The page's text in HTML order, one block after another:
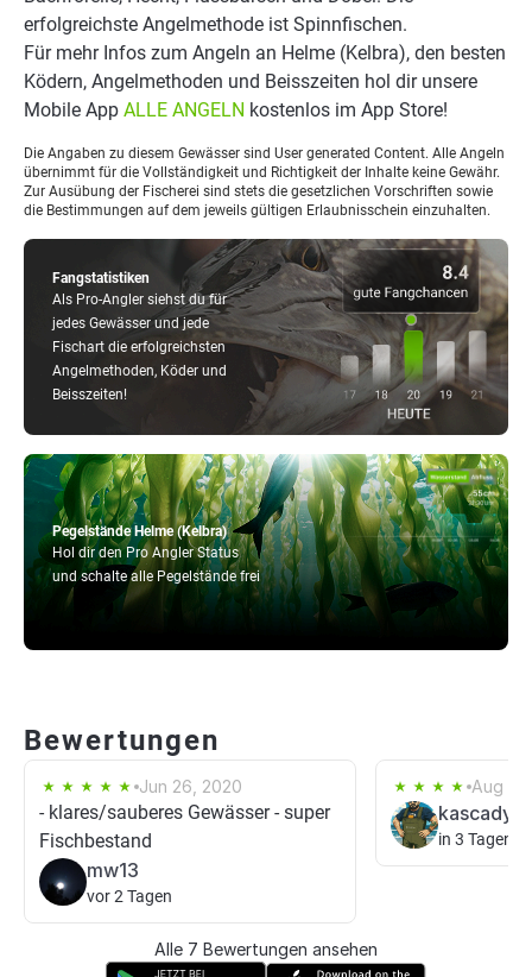
Pegelstände Helme (Kelbra)
Hol dir den Pro Angler Status
und schalte alle Pegelstände frei
Fangstatistiken
Als Pro-Angler siehst du für
jedes Gewässer und jede
Fischart die erfolgreichsten
Angelmethoden, Köder und
Beisszeiten!
erfolgreichste Angelmethode ist Spinnfischen.
Für mehr Infos zum Angeln an Helme (Kelbra), den besten
Ködern, Angelmethoden und Beisszeiten hol dir unsere
Mobile App ALLE ANGELN kostenlos im App Store!
Die Angaben zu diesem Gewässer sind User generated Content. Alle Angeln
übernimmt für die Vollständigkeit und Richtigkeit der Inhalte keine Gewähr.
Zur Ausübung der Fischerei sind stets die gesetzlichen Vorschriften sowie
die Bestimmungen auf dem jeweils gültigen Erlaubnisschein einzuhalten.
Bewertungen
Jun 26, 2020
- klares/sauberes Gewässer - super
Fischbestand
mw13
vor 2 Tagen
Aug
kascady
in 3 Tagen
Alle 7 Bewertungen ansehen